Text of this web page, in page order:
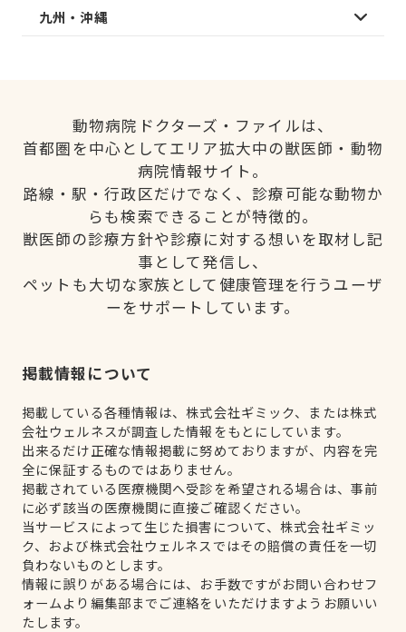
九州・沖縄
動物病院ドクターズ・ファイルは、
首都圏を中心としてエリア拡大中の獣医師・動物
病院情報サイト。
路線・駅・行政区だけでなく、診療可能な動物か
らも検索できることが特徴的。
獣医師の診療方針や診療に対する想いを取材し記
事として発信し、
ペットも大切な家族として健康管理を行うユーザ
ーをサポートしています。
掲載情報について
掲載している各種情報は、株式会社ギミック、または株式
会社ウェルネスが調査した情報をもとにしています。
出来るだけ正確な情報掲載に努めておりますが、内容を完
全に保証するものではありません。
掲載されている医療機関へ受診を希望される場合は、事前
に必ず該当の医療機関に直接ご確認ください。
当サービスによって生じた損害について、株式会社ギミッ
ク、および株式会社ウェルネスではその賠償の責任を一切
負わないものとします。
情報に誤りがある場合には、お手数ですがお問い合わせフ
ォームより編集部までご連絡をいただけますようお願いい
たします。